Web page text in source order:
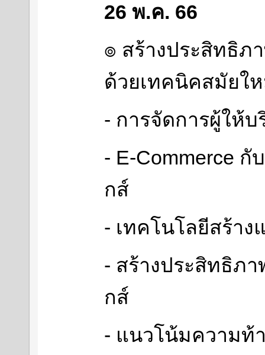
26 พ.ค. 66
๏ สร้างประสิทธิภ
ด้วยเทคนิคสมัยใ
- การจัดการผู้ให้
- E-Commerce กั
กส์
- เทคโนโลยีสร้า
- สร้างประสิทธิภ
กส์
- แนวโน้มความท้